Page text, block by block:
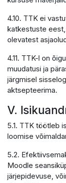
4.10. TTK ei
katkestuste
olevatest
4.11. TTK-l on
muudatusi ja
järgmisel
aktsepteerima.
V.
5.1. TTK töötleb
loomise
5.2.
Moodle
järjepidevuse,